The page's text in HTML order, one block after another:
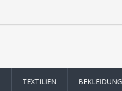
TEXTILIEN BEKLEIDUNG